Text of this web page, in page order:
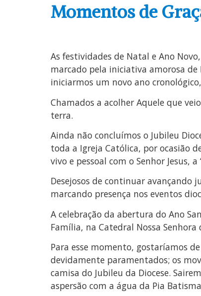
Momentos de
As festividades de Natal e Ano
marcado pela iniciativa amorosa
iniciarmos um novo ano
Chamados a acolher Aquele que
terra.
Ainda não concluímos o Jubileu
toda a Igreja Católica, por ocasião
vivo e pessoal com o Senhor Jesus,
Desejosos de continuar avançando
marcando presença nos eventos
A celebração da abertura do Ano
Família, na Catedral Nossa
Para esse momento, gostaríamos
devidamente paramentados; os
camisa do Jubileu da Diocese.
aspersão com a água da Pia